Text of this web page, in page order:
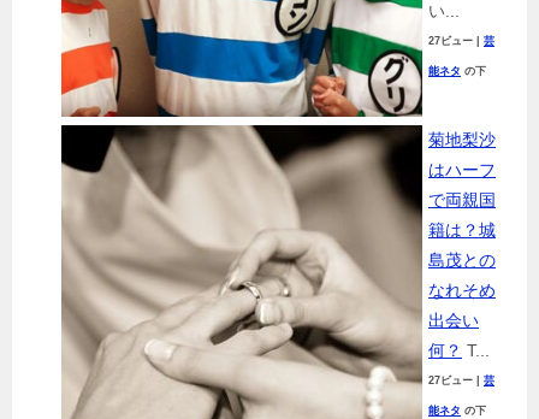
い...
27ビュー 芸
能ネタ の下
菊地梨沙
はハーフ
で両親国
籍は？城
島茂との
なれそめ
出会い
何？ T...
27ビュー 芸
能ネタ の下